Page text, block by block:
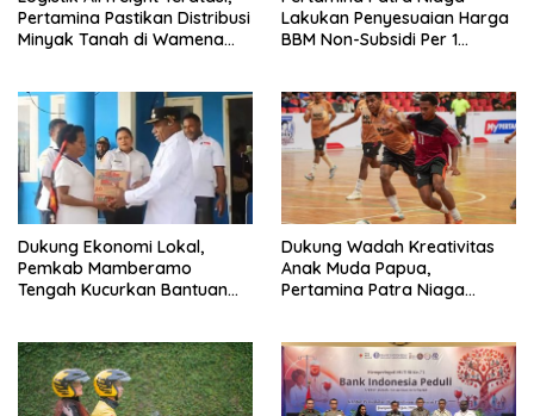
Pertamina Pastikan Distribusi
Minyak Tanah di Wamena
Lakukan Penyesuaian Harga
BBM Non-Subsidi Per 1
Dukung Ekonomi Lokal,
Pemkab Mamberamo
Tengah Kucurkan Bantuan
Dukung Wadah Kreativitas
Anak Muda Papua,
Pertamina Patra Niaga
Competition 2026